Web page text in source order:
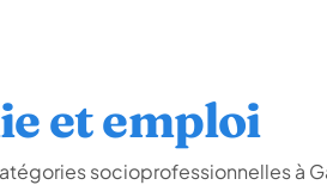
et emploi
socioprofessionnelles à